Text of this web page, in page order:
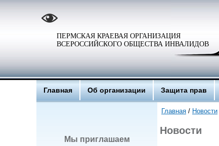
ПЕРМСКАЯ КРАЕВАЯ ОРГАНИЗАЦИЯ
ВСЕРОССИЙСКОГО ОБЩЕСТВА ИНВАЛИДОВ
Главная Об организации Защита прав
Мы приглашаем
Главная / Новости
Новости